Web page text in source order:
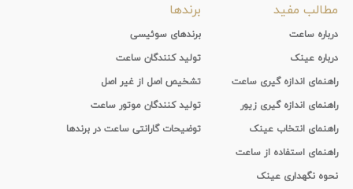
مطالب مفید
درباره ساعت
درباره عینک
راهنمای اندازه گیری ساعت
راهنمای اندازه گیری زیور
راهنمای انتخاب عینک
راهنمای استفاده از ساعت
نحوه نگهداری عینک
برندها
برندهای سوئیسی
تولید کنندگان ساعت
تشخیص اصل از غیر اصل
تولید کنندگان موتور ساعت
توضیحات گارانتی ساعت در برندها